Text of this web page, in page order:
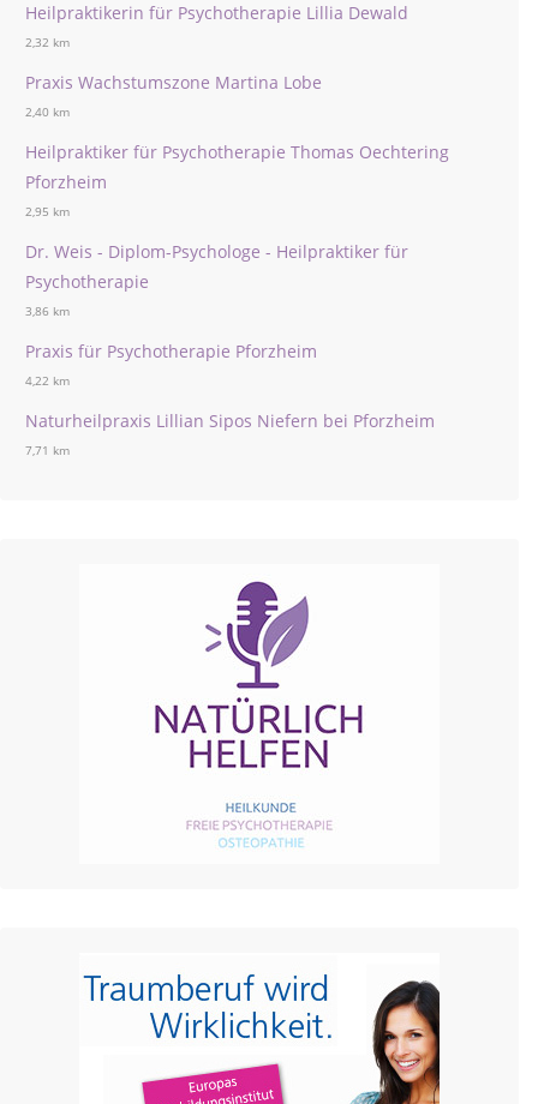
Heilpraktikerin für Psychotherapie Lillia Dewald
2,32 km
Praxis Wachstumszone Martina Lobe
2,40 km
Heilpraktiker für Psychotherapie Thomas Oechtering
Pforzheim
2,95 km
Dr. Weis - Diplom-Psychologe - Heilpraktiker für
Psychotherapie
3,86 km
Praxis für Psychotherapie Pforzheim
4,22 km
Naturheilpraxis Lillian Sipos Niefern bei Pforzheim
7,71 km